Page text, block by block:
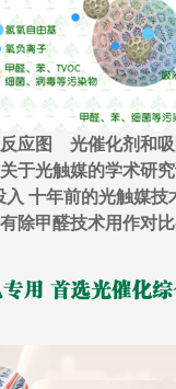
应图 光催化剂和吸
于光触媒的学术研
十年前的光触媒技
除甲醛技术用作对